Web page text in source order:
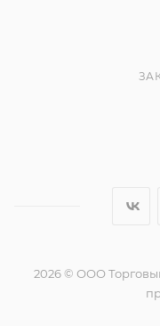
2026 © ООО